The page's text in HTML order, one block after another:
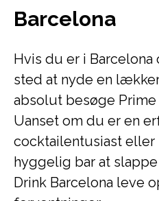
Barcelona
Hvis du er i
sted at nyde en
absolut besøge Prime
Uanset om du er en
cocktailentusiast eller
hyggelig bar at
Drink Barcelona leve